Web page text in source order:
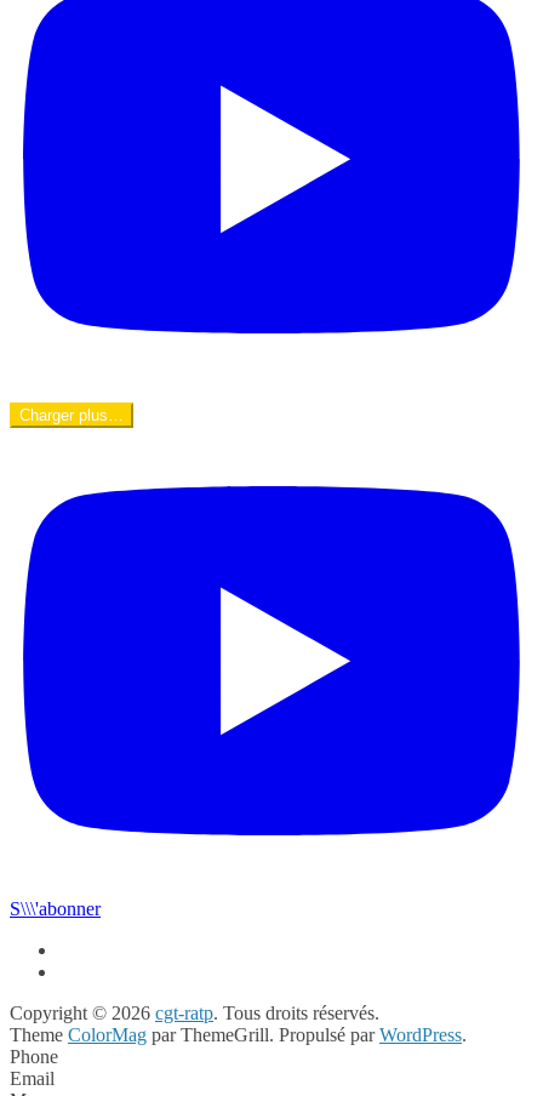
Charger plus…
S\\\'abonner
Copyright © 2026 cgt-ratp. Tous droits réservés.
Theme ColorMag par ThemeGrill. Propulsé parWordPress.
Phone
Email